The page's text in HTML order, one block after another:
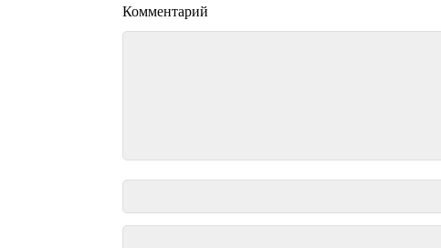
Комментарий